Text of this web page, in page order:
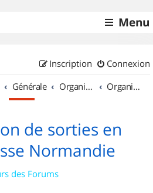
Menu
Connexion
Inscription
Générale Organisation de sorties & Recherche de partenaires Organisation de sorties en région Basse Normandie
de sorties en
Normandie
des Forums